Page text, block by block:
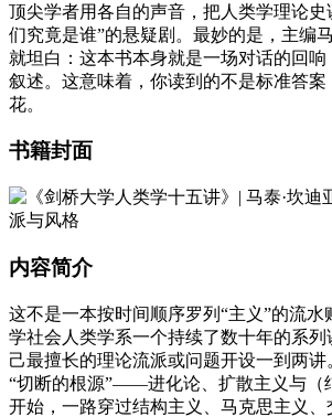
顶尖学者用各自的声音，把人类学理论史
们究竟是谁”的悬疑剧。最妙的是，主编
就坦白：这本书本身就是一场对话的回
叙述。这意味着，你读到的不是标准答案
花。
书籍封面
内容简介
这不是一本按时间顺序罗列“主义”的流水
学社会人类学系一个持续了数十年的系列
己最擅长的理论流派或问题开设一到两
“切断的根源”——进化论、扩散主义与
开始，一路穿过结构主义、马克思主义、